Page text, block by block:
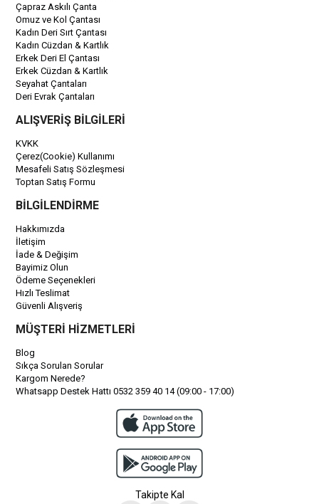
Çapraz Askılı Çanta
Omuz ve Kol Çantası
Kadın Deri Sırt Çantası
Kadın Cüzdan & Kartlık
Erkek Deri El Çantası
Erkek Cüzdan & Kartlık
Seyahat Çantaları
Deri Evrak Çantaları
ALIŞVERİŞ BİLGİLERİ
KVKK
Çerez(Cookie) Kullanımı
Mesafeli Satış Sözleşmesi
Toptan Satış Formu
BİLGİLENDİRME
Hakkımızda
İletişim
İade & Değişim
Bayimiz Olun
Ödeme Seçenekleri
Hızlı Teslimat
Güvenli Alışveriş
MÜŞTERİ HİZMETLERİ
Blog
Sıkça Sorulan Sorular
Kargom Nerede?
Whatsapp Destek Hattı 0532 359 40 14 (09:00 - 17:00)
Takipte Kal